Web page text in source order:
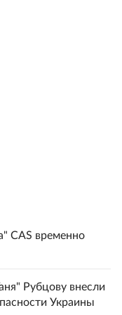
CAS временно
Рубцову внесли
Украины